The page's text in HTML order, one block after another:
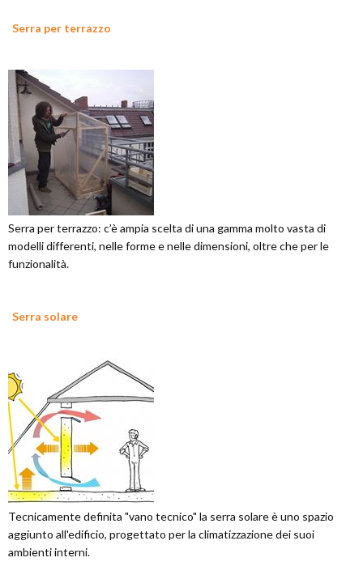
Serra per terrazzo
Serra per terrazzo: c’è ampia scelta di una gamma molto vasta di
modelli differenti, nelle forme e nelle dimensioni, oltre che per le
funzionalità.
Serra solare
Tecnicamente definita "vano tecnico" la serra solare è uno spazio
aggiunto all'edificio, progettato per la climatizzazione dei suoi
ambienti interni.